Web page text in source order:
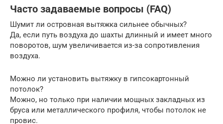
Часто задаваемые вопросы (FAQ)
Шумит ли островная вытяжка сильнее обычных?
Да, если путь воздуха до шахты длинный и имеет много
поворотов, шум увеличивается из-за сопротивления
воздуха.
Можно ли установить вытяжку в гипсокартонный
потолок?
Можно, но только при наличии мощных закладных из
бруса или металлического профиля, чтобы потолок не
провис.